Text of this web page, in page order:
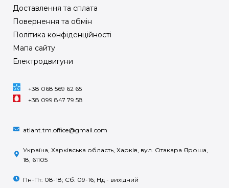
Доставлення та сплата
Повернення та обмін
Політика конфіденційності
Мапа сайту
Електродвигуни
+38 068 569 62 65
+38 099 847 79 58
atlant.tm.office@gmail.com
Україна, Харківська область, Харків, вул. Отакара Яроша,
18, 61105
Пн-Пт: 08-18; Сб: 09-16; Нд - вихідний